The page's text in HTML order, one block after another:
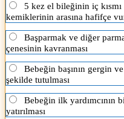
5 kez el bileğinin iç kısmı
kemiklerinin arasına hafifçe
Başparmak ve diğer
çenesinin kavranması
Bebeğin başının gergin
şekilde tutulması
Bebeğin ilk yardımcının
yatırılması